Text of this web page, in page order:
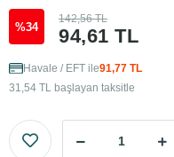
%34 94,61 TL
142,56 TL
Havale / EFT ile91,77 TL
31,54 TL başlayan taksitle